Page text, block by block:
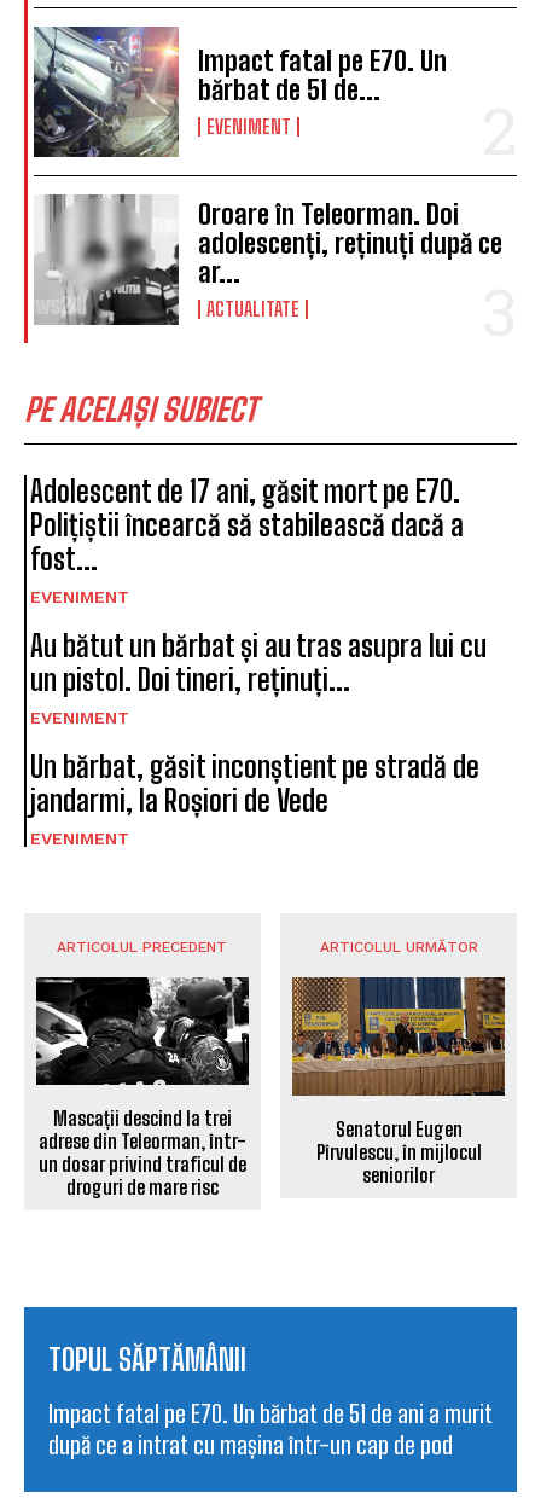
Impact fatal pe E70. Un
bărbat de 51 de...
EVENIMENT
Oroare în Teleorman. Doi
adolescenți, reținuți după ce
ar...
ACTUALITATE
PE ACELAȘI SUBIECT
Adolescent de 17 ani, găsit mort pe E70.
Polițiștii încearcă să stabilească dacă a
fost...
EVENIMENT
Au bătut un bărbat și au tras asupra lui cu
un pistol. Doi tineri, reținuți...
EVENIMENT
Un bărbat, găsit inconștient pe stradă de
jandarmi, la Roșiori de Vede
EVENIMENT
ARTICOLUL PRECEDENT
Mascații descind la trei
adrese din Teleorman, într-
un dosar privind traficul de
droguri de mare risc
ARTICOLUL URMĂTOR
Senatorul Eugen
Pîrvulescu, în mijlocul
seniorilor
TOPUL SĂPTĂMÂNII
Impact fatal pe E70. Un bărbat de 51 de ani a murit
după ce a intrat cu mașina într-un cap de pod